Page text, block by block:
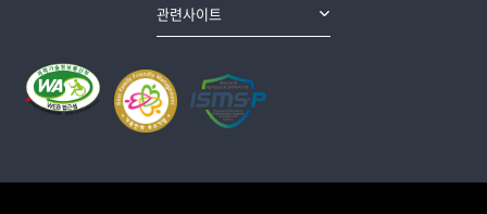
관련사이트